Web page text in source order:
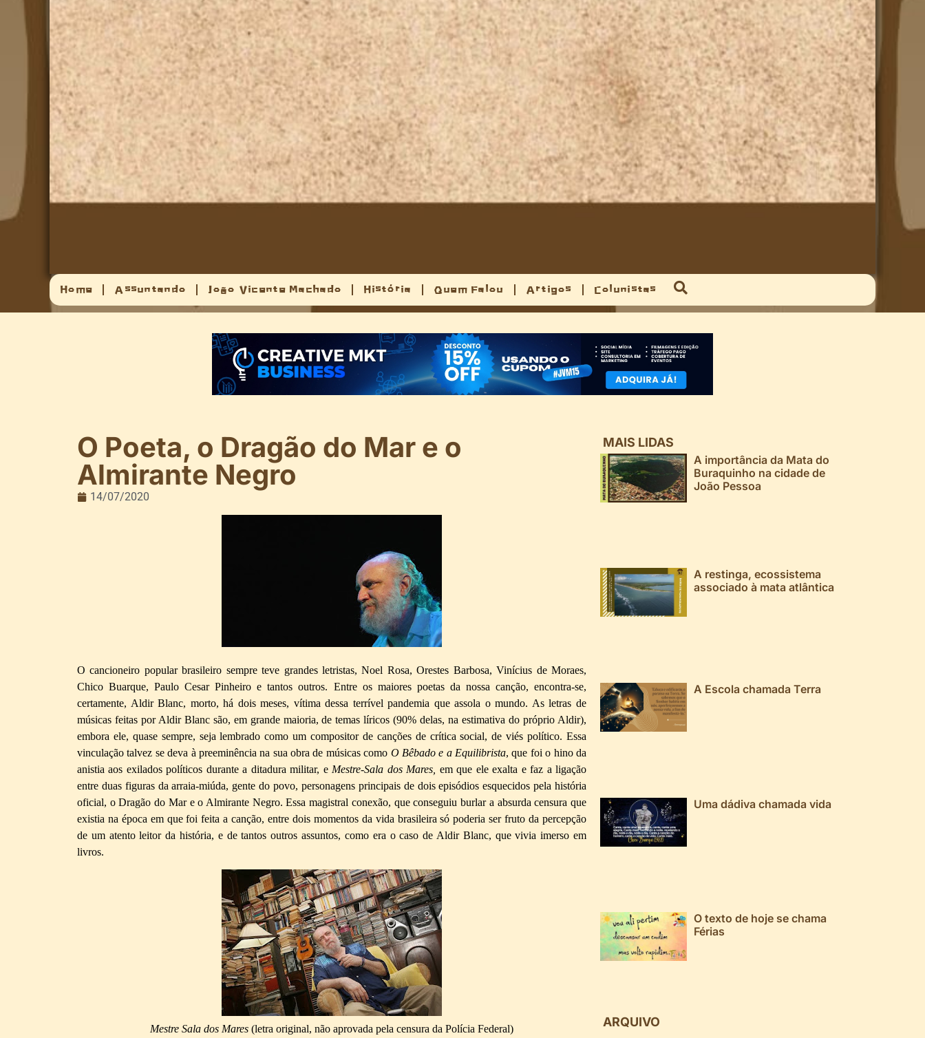
Home Assuntando João Vicente Machado História Quem Falou Artigos Colunistas
O Poeta, o Dragão do Mar e o
Almirante Negro
14/07/2020
O cancioneiro popular brasileiro sempre teve grandes letristas, Noel Rosa, Orestes Barbosa, Vinícius de Moraes,
Chico Buarque, Paulo Cesar Pinheiro e tantos outros. Entre os maiores poetas da nossa canção, encontra-se,
certamente, Aldir Blanc, morto, há dois meses, vítima dessa terrível pandemia que assola o mundo. As letras de
músicas feitas por Aldir Blanc são, em grande maioria, de temas líricos (90% delas, na estimativa do próprio Aldir),
embora ele, quase sempre, seja lembrado como um compositor de canções de crítica social, de viés político. Essa
vinculação talvez se deva à preeminência na sua obra de músicas como O Bêbado e a Equilibrista, que foi o hino da
anistia aos exilados políticos durante a ditadura militar, e Mestre-Sala dos Mares, em que ele exalta e faz a ligação
entre duas figuras da arraia-miúda, gente do povo, personagens principais de dois episódios esquecidos pela história
oficial, o Dragão do Mar e o Almirante Negro. Essa magistral conexão, que conseguiu burlar a absurda censura que
existia na época em que foi feita a canção, entre dois momentos da vida brasileira só poderia ser fruto da percepção
de um atento leitor da história, e de tantos outros assuntos, como era o caso de Aldir Blanc, que vivia imerso em
livros.
Mestre Sala dos Mares (letra original, não aprovada pela censura da Polícia Federal)
MAIS LIDAS
A importância da Mata do
Buraquinho na cidade de
João Pessoa
A restinga, ecossistema
associado à mata atlântica
A Escola chamada Terra
Uma dádiva chamada vida
O texto de hoje se chama
Férias
ARQUIVO